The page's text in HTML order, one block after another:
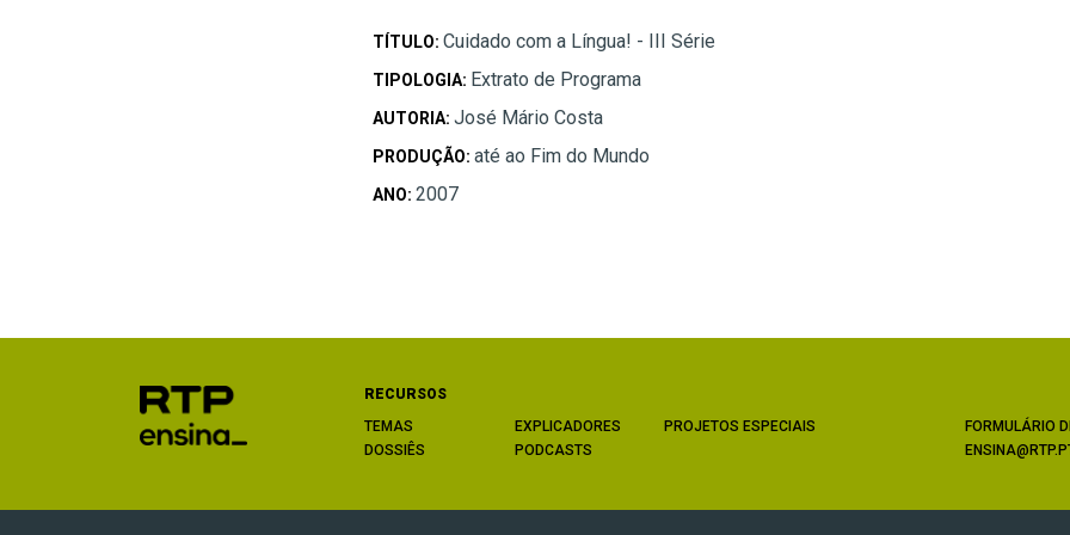
TÍTULO: Cuidado com a Língua! - III Série
TIPOLOGIA: Extrato de Programa
AUTORIA: José Mário Costa
PRODUÇÃO: até ao Fim do Mundo
ANO: 2007
RECURSOS
TEMAS
DOSSIÊS
EXPLICADORES
PODCASTS
PROJETOS ESPECIAIS
FORMULÁRIO